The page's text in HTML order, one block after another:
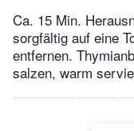
Ca. 15 Min.
sorgfältig auf eine
entfernen.
salzen, warm